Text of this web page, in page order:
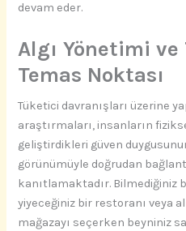
devam eder.
Algı Yönetimi
Temas Noktası
Tüketici davranışları üzerine
araştırmaları, insanların
geliştirdikleri güven
görünümüyle doğrudan
kanıtlamaktadır. Bilmediğiniz
yiyeceğiniz bir restoranı veya
mağazayı seçerken beyniniz